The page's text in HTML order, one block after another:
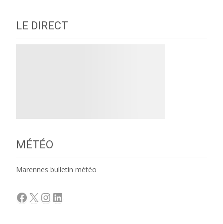
LE DIRECT
MÉTÉO
Marennes bulletin météo
Facebook
X Instagram
LinkedIn